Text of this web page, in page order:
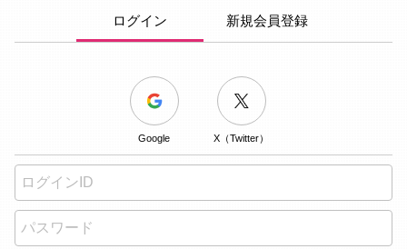
ログイン 新規会員登録
Google X（Twitter）